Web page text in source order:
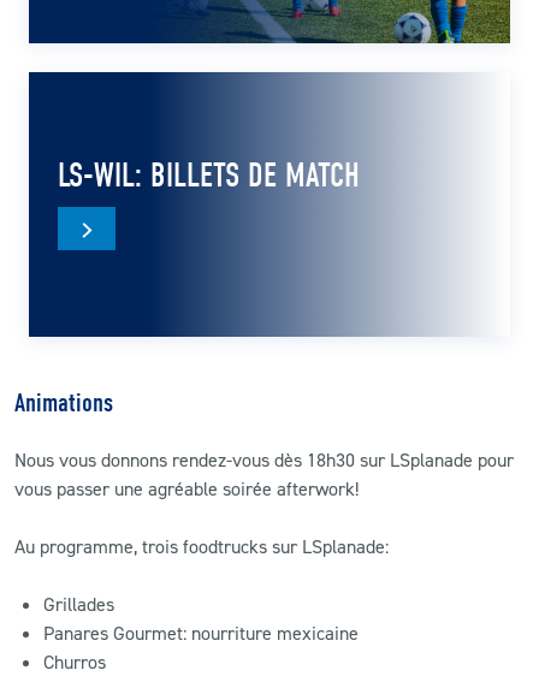
LS-WIL: BILLETS DE MATCH
Animations
Nous vous donnons rendez-vous dès 18h30 sur LSplanade pour
vous passer une agréable soirée afterwork!
Au programme, trois foodtrucks sur LSplanade:
Grillades
Panares Gourmet: nourriture mexicaine
Churros